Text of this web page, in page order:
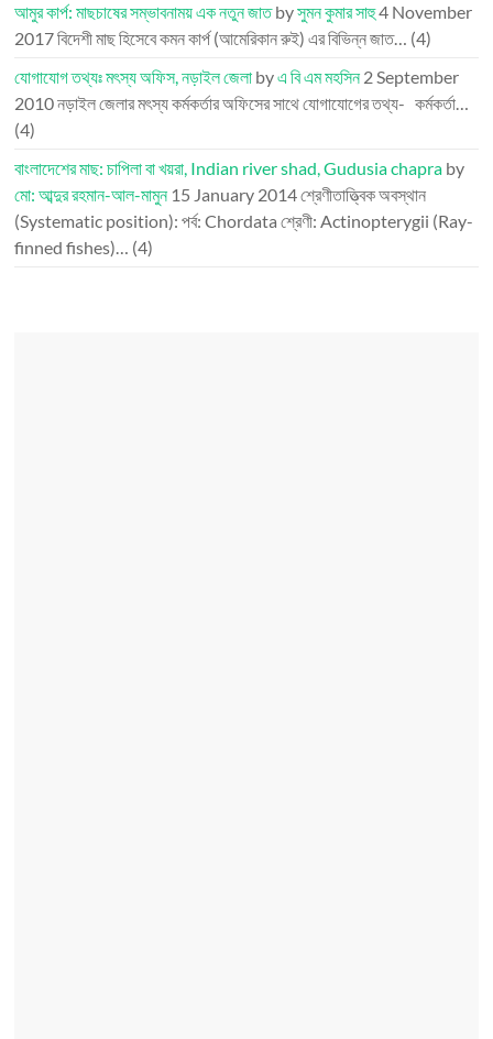
আমুর কার্প: মাছচাষের সম্ভাবনাময় এক নতুন জাতbyসুমন কুমার সাহু4 November
2017বিদেশী মাছ হিসেবে কমন কার্প (আমেরিকান রুই) এর বিভিন্ন জাত… (4)
যোগাযোগ তথ্যঃ মৎস্য অফিস, নড়াইল জেলা byএ বি এম মহসিন2 September
2010নড়াইল জেলার মৎস্য কর্মকর্তার অফিসের সাথে যোগাযোগের তথ্য- কর্মকর্তা…
(4)
বাংলাদেশের মাছ: চাপিলা বা খয়রা, Indian river shad, Gudusia chapra by
মো: আব্দুর রহমান-আল-মামুন 15 January 2014শ্রেণীতাত্ত্বিক অবস্থান
(Systematic position): পর্ব: Chordata শ্রেণী: Actinopterygii (Ray-
finned fishes)… (4)